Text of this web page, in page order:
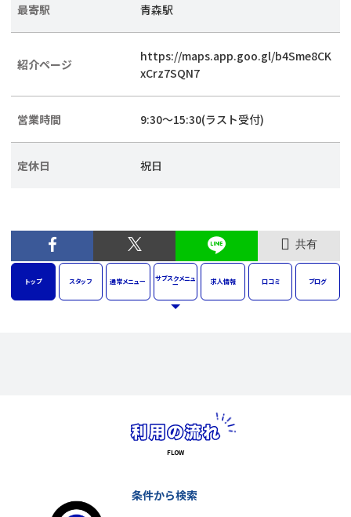
最寄駅 青森駅
紹介ページ
https://maps.app.goo.gl/b4Sme8CK
xCrz7SQN7
営業時間 9:30～15:30(ラスト受付)
定休日 祝日
共有
トップ スタッフ 通常メニュー サブスクメニュ
ー 求人情報 口コミ ブログ
条件から検索